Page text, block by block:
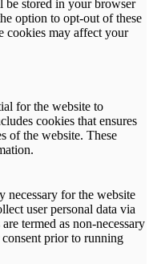
be stored in your browser
option to opt-out of these
cookies may affect your
for the website to
cookies that ensures
of the website. These
necessary for the website
user personal data via
termed as non-necessary
prior to running